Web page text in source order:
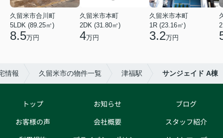
久留米市合川町
5LDK (89.25㎡)
8.5万円
久留米市本町
2DK (31.80㎡)
4万円
久留米市本町
1R (23.16㎡)
3.2万円
情報 久留米市の物件一覧 津福駅 サンジェイド A棟
トップ
お客様の声
お知らせ
会社概要
ブログ
スタッフ紹介